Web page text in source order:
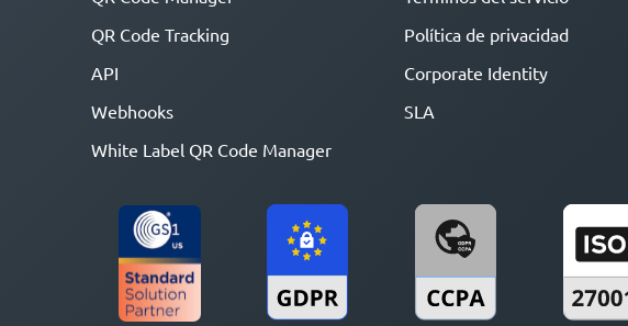
QR Code Tracking
API
Webhooks
White Label QR Code Manager
Política de privacidad
Corporate Identity
SLA